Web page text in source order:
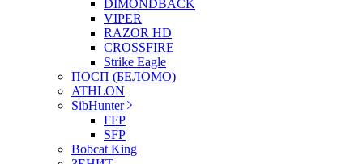
DIMONDBACK
VIPER
RAZOR HD
CROSSFIRE
Strike Eagle
ПОСП (БЕЛОМО)
ATHLON
SibHunter
FFP
SFP
Bobcat King